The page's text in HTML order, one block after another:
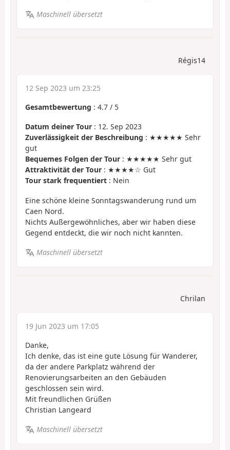
Maschinell übersetzt
Régis14
12 Sep 2023 um 23:25
Gesamtbewertung : 4.7 / 5
Datum deiner Tour : 12. Sep 2023
Zuverlässigkeit der Beschreibung : ★★★★★ Sehr
gut
Bequemes Folgen der Tour : ★★★★★ Sehr gut
Attraktivität der Tour : ★★★★☆ Gut
Tour stark frequentiert : Nein
Eine schöne kleine Sonntagswanderung rund um
Caen Nord.
Nichts Außergewöhnliches, aber wir haben diese
Gegend entdeckt, die wir noch nicht kannten.
Maschinell übersetzt
Chrilan
19 Jun 2023 um 17:05
Danke,
Ich denke, das ist eine gute Lösung für Wanderer,
da der andere Parkplatz während der
Renovierungsarbeiten an den Gebäuden
geschlossen sein wird.
Mit freundlichen Grüßen
Christian Langeard
Maschinell übersetzt